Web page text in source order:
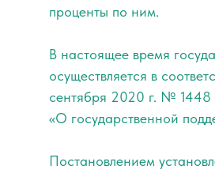
проценты по ним.
В настоящее время
осуществляется в
сентября 2020 г. № 1448
«О государственной
Постановлением